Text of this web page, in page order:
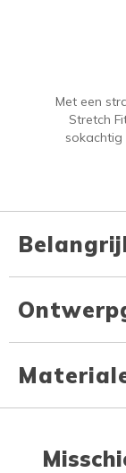
Met een
Stretch